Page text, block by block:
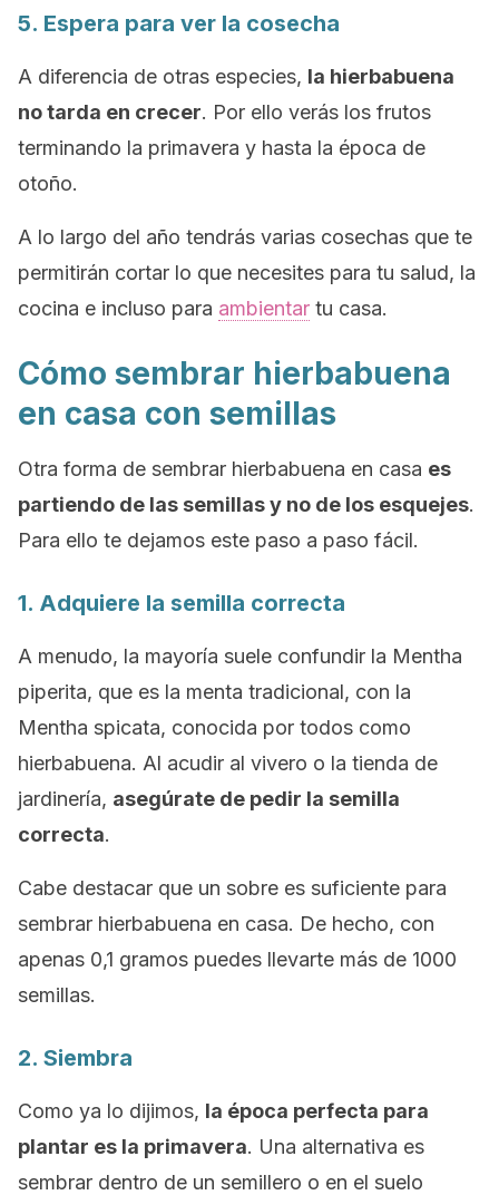
5. Espera para ver la cosecha
A diferencia de otras especies, la hierbabuena
no tarda en crecer. Por ello verás los frutos
terminando la primavera y hasta la época de
otoño.
A lo largo del año tendrás varias cosechas que te
permitirán cortar lo que necesites para tu salud, la
cocina e incluso para ambientar tu casa.
Cómo sembrar hierbabuena
en casa con semillas
Otra forma de sembrar hierbabuena en casa es
partiendo de las semillas y no de los esquejes.
Para ello te dejamos este paso a paso fácil.
1. Adquiere la semilla correcta
A menudo, la mayoría suele confundir la Mentha
piperita, que es la menta tradicional, con la
Mentha spicata, conocida por todos como
hierbabuena. Al acudir al vivero o la tienda de
jardinería, asegúrate de pedir la semilla
correcta.
Cabe destacar que un sobre es suficiente para
sembrar hierbabuena en casa. De hecho, con
apenas 0,1 gramos puedes llevarte más de 1000
semillas.
2. Siembra
Como ya lo dijimos, la época perfecta para
plantar es la primavera. Una alternativa es
sembrar dentro de un semillero o en el suelo